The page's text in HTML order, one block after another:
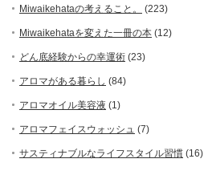
Miwaikehataの考えること。 (223)
Miwaikehataを変えた一冊の本 (12)
どん底経験からの幸運術 (23)
アロマがある暮らし (84)
アロマオイル美容液 (1)
アロマフェイスウォッシュ (7)
サスティナブルなライフスタイル習慣 (16)